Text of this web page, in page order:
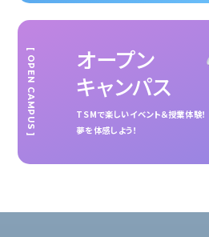
オープン
キャンパス
TSMで楽しいイベント＆授業体験！
夢を体感しよう！
[ OPEN CAMPUS ]